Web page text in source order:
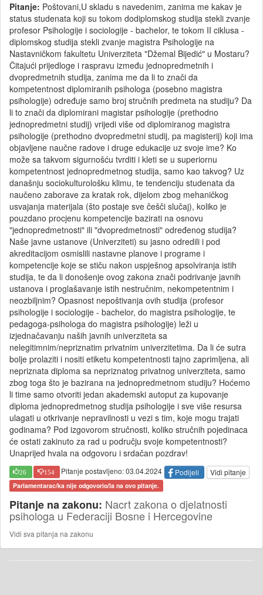
Pitanje: Poštovani,U skladu s navedenim, zanima me kakav je
status studenata koji su tokom dodiplomskog studija stekli zvanje
profesor Psihologije i sociologije - bachelor, te tokom II ciklusa -
diplomskog studija stekli zvanje magistra Psihologije na
Nastavničkom fakultetu Univerziteta "Džemal Bijedić" u Mostaru?
Čitajući prijedloge i raspravu između jednopredmetnih i
dvopredmetnih studija, zanima me da li to znači da
kompetentnost diplomiranih psihologa (posebno magistra
psihologije) određuje samo broj stručnih predmeta na studiju? Da
li to znači da diplomirani magistar psihologije (prethodno
jednopredmetni studij) vrijedi više od diplomiranog magistra
psihologije (prethodno dvopredmetni studij, pa magisterij) koji ima
objavljene naučne radove i druge edukacije uz svoje ime? Ko
može sa takvom sigurnošću tvrditi i kleti se u superiornu
kompetentnost jednopredmetnog studija, samo kao takvog? Uz
današnju sociokulturološku klimu, te tendenciju studenata da
naučeno zaborave za kratak rok, dijelom zbog mehaničkog
usvajanja materijala (što postaje sve češči slučaj), koliko je
pouzdano procjenu kompetencije bazirati na osnovu
"jednopredmetnosti" ili "dvopredmetnosti" određenog studija?
Naše javne ustanove (Univerziteti) su jasno odredili i pod
akreditacijom osmislili nastavne planove i programe i
kompetencije koje se stiču nakon uspješnog apsolviranja istih
studija, te da li donošenje ovog zakona znači podrivanje javnih
ustanova i proglašavanje istih nestručnim, nekompetentnim i
neozbiljnim? Opasnost nepoštivanja ovih studija (profesor
psihologije i sociologije - bachelor, do magistra psihologije, te
pedagoga-psihologa do magistra psihologije) leži u
izjednačavanju naših javnih univerziteta sa
nelegitimnim/nepriznatim privatnim univerzitetima. Da li će sutra
bolje prolaziti i nositi etiketu kompetentnosti tajno zaprimljena, ali
nepriznata diploma sa nepriznatog privatnog univerziteta, samo
zbog toga što je bazirana na jednopredmetnom studiju? Hoćemo
li time samo otvoriti jedan akademski autoput za kupovanje
diploma jednopredmetnog studija psihologije i sve više resursa
ulagati u otkrivanje nepravilnosti u vezi s tim, koje mogu trajati
godinama? Pod izgovorom stručnosti, koliko stručnih pojedinaca
će ostati zakinuto za rad u području svoje kompetentnosti?
Unaprijed hvala na odgovoru i srdačan pozdrav!
26 154 Pitanje postavljeno: 03.04.2024 Podijeli Vidi pitanje
Parlamentarac/ka nije odgovorio/la na ovo pitanje.
Pitanje na zakonu: Nacrt zakona o djelatnosti
psihologa u Federaciji Bosne i Hercegovine
Vidi sva pitanja na zakonu